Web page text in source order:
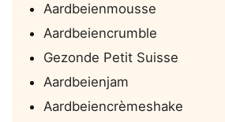
Aardbeienmousse
Aardbeiencrumble
Gezonde Petit Suisse
Aardbeienjam
Aardbeiencrèmeshake